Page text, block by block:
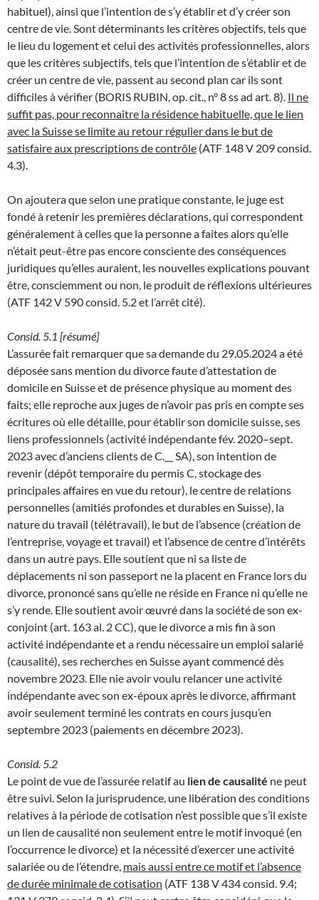
habituel), ainsi que l’intention de s’y établir et d’y créer son
centre de vie. Sont déterminants les critères objectifs, tels que
le lieu du logement et celui des activités professionnelles, alors
que les critères subjectifs, tels que l’intention de s’établir et de
créer un centre de vie, passent au second plan car ils sont
difficiles à vérifier (BORIS RUBIN, op. cit., n° 8 ss ad art. 8). Il ne
suffit pas, pour reconnaître la résidence habituelle, que le lien
avec la Suisse se limite au retour régulier dans le but de
satisfaire aux prescriptions de contrôle (ATF 148 V 209 consid.
4.3).
On ajoutera que selon une pratique constante, le juge est
fondé à retenir les premières déclarations, qui correspondent
généralement à celles que la personne a faites alors qu’elle
n’était peut-être pas encore consciente des conséquences
juridiques qu’elles auraient, les nouvelles explications pouvant
être, consciemment ou non, le produit de réflexions ultérieures
(ATF 142 V 590 consid. 5.2 et l’arrêt cité).
Consid. 5.1 [résumé]
L’assurée fait remarquer que sa demande du 29.05.2024 a été
déposée sans mention du divorce faute d’attestation de
domicile en Suisse et de présence physique au moment des
faits; elle reproche aux juges de n’avoir pas pris en compte ses
écritures où elle détaille, pour établir son domicile suisse, ses
liens professionnels (activité indépendante fév. 2020–sept.
2023 avec d’anciens clients de C.__ SA), son intention de
revenir (dépôt temporaire du permis C, stockage des
principales affaires en vue du retour), le centre de relations
personnelles (amitiés profondes et durables en Suisse), la
nature du travail (télétravail), le but de l’absence (création de
l’entreprise, voyage et travail) et l’absence de centre d’intérêts
dans un autre pays. Elle soutient que ni sa liste de
déplacements ni son passeport ne la placent en France lors du
divorce, prononcé sans qu’elle ne réside en France ni qu’elle ne
s’y rende. Elle soutient avoir œuvré dans la société de son ex-
conjoint (art. 163 al. 2 CC), que le divorce a mis fin à son
activité indépendante et a rendu nécessaire un emploi salarié
(causalité), ses recherches en Suisse ayant commencé dès
novembre 2023. Elle nie avoir voulu relancer une activité
indépendante avec son ex-époux après le divorce, affirmant
avoir seulement terminé les contrats en cours jusqu’en
septembre 2023 (paiements en décembre 2023).
Consid. 5.2
Le point de vue de l’assurée relatif au lien de causalité ne peut
être suivi. Selon la jurisprudence, une libération des conditions
relatives à la période de cotisation n’est possible que s’il existe
un lien de causalité non seulement entre le motif invoqué (en
l’occurrence le divorce) et la nécessité d’exercer une activité
salariée ou de l’étendre, mais aussi entre ce motif et l’absence
de durée minimale de cotisation (ATF 138 V 434 consid. 9.4;